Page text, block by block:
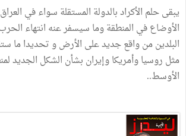
يبقىحلم الأكرادبالدولة المستقلة سواءفي العراق
الأوضاعفي المنطقةوما سيسفرعنه انتهاء
البلدينمنواقعجديدعلى الأرضوتحديداما
مثل روسياوأمريكاوإيران بشأن الشكل الجديد
الأوسط.
.